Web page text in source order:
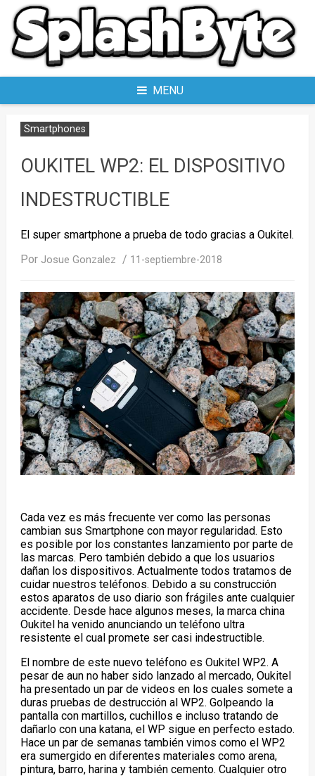
Skip
content
MENU
Smartphones
OUKITEL WP2: EL DISPOSITIVO
INDESTRUCTIBLE
El super smartphone a prueba de todo gracias a Oukitel.
Por Josue Gonzalez / 11-septiembre-2018
Cada vez es más frecuente ver como las personas
cambian sus Smartphone con mayor regularidad. Esto
es posible por los constantes lanzamiento por parte de
las marcas. Pero también debido a que los usuarios
dañan los dispositivos. Actualmente todos tratamos de
cuidar nuestros teléfonos. Debido a su construcción
estos aparatos de uso diario son frágiles ante cualquier
accidente. Desde hace algunos meses, la marca china
Oukitel ha venido anunciando un teléfono ultra
resistente el cual promete ser casi indestructible.
El nombre de este nuevo teléfono es Oukitel WP2. A
pesar de aun no haber sido lanzado al mercado, Oukitel
ha presentado un par de videos en los cuales somete a
duras pruebas de destrucción al WP2. Golpeando la
pantalla con martillos, cuchillos e incluso tratando de
dañarlo con una katana, el WP sigue en perfecto estado.
Hace un par de semanas también vimos como el WP2
era sumergido en diferentes materiales como arena,
pintura, barro, harina y también cemento. Cualquier otro